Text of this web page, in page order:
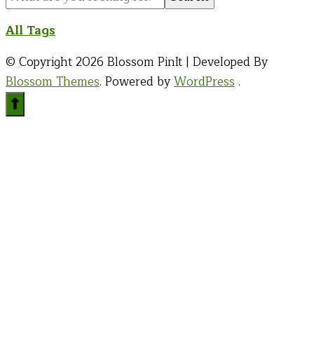
Something?
All Tags
© Copyright 2026 Blossom PinIt | Developed By
Blossom Themes. Powered byWordPress.